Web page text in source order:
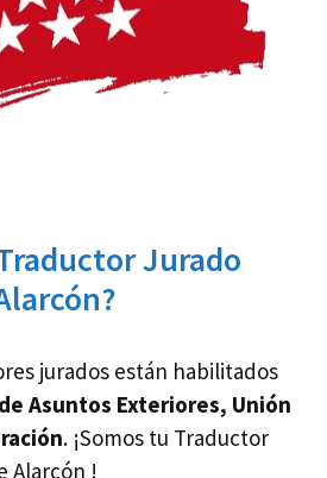
Jurado
jurados están habilitados
Asuntos Exteriores, Unión
. ¡Somos tu Traductor
Alarcón !